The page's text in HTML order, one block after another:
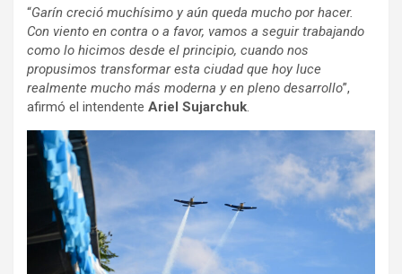
“Garín creció muchísimo y aún queda mucho por hacer.
Con viento en contra o a favor, vamos a seguir trabajando
como lo hicimos desde el principio, cuando nos
propusimos transformar esta ciudad que hoy luce
realmente mucho más moderna y en pleno desarrollo”,
afirmó el intendente Ariel Sujarchuk